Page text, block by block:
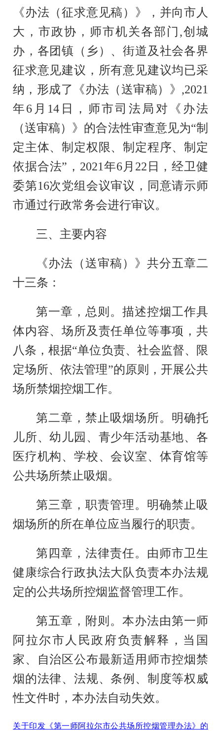
《办法 （征求意见稿）》，并向市人
大，市政协，师市机关各部门 ,创城
办， 各团镇（ 乡 ） 、街道及社会各界
征求意见建议，所有意见建议均已采
纳，形成了
《办法 （送审稿）》 ,2021
年6月14日，师市司法局对
《 办法
（送审稿）》 的合法性审查意见为“制
定主体、制定权限、制定程序、制定
依据合法”， 2021年6月22日，经卫健
委第16次党组会议审议，同意请示师
市通过行政常务会进行审议。
三、主要内容
《办法 （送审稿）》共分五章二
十三条 ：
第一章 ，总则。描述控烟工作具
体内容、场所及责任单位等事项，共
八条，根据“单位负责、社会监督、限
定场所、依法管理”的原则
，开展公共
场所禁烟控烟工作。
第二章 ，禁止吸烟场所。 明确托
儿所、幼儿园、青少年活动基地、各
医疗机构、学校、会议室、体育馆等
公共场所禁止吸烟。
第三章 ，职责管理。 明确禁止吸
烟场所的所在单位应当履行的职责。
第四章 ，法律责任。 由师市卫生
健康综合行政执法大队负责本办法规
定的公共场所控烟监督管理工作。
第五章，附则。 本办法由第一师
阿拉尔市 人民政府负责解释 ，当国
家、自治区公布最新适用师市控烟禁
烟的法律、法规、条例、制度等权威
性文件时，本办法自动失效。
关于印发《第一师阿拉尔市公共场所控烟管理办法》的